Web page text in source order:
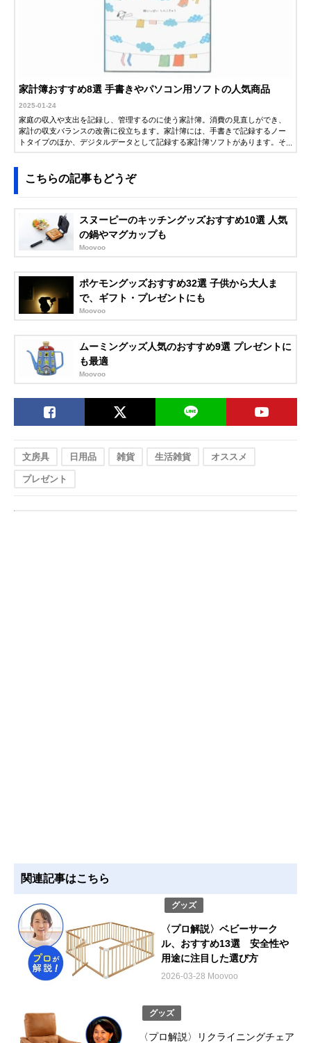
家計簿おすすめ8選 手書きやパソコン用ソフトの人気商品
2025-01-24
家庭の収入や支出を記録し、管理するのに使う家計簿。消費の見直しができ、
家計の収支バランスの改善に役立ちます。家計簿には、手書きで記録するノー
トタイプのほか、デジタルデータとして記録する家計簿ソフトがあります。そ
こちらの記事もどうぞ
スヌーピーのキッチングッズおすすめ10選 人気
の鍋やマグカップも
Moovoo
ポケモングッズおすすめ32選 子供から大人ま
で、ギフト・プレゼントにも
Moovoo
ムーミングッズ人気のおすすめ9選 プレゼントに
も最適
Moovoo
文房具 日用品 雑貨 生活雑貨 オススメ
プレゼント
関連記事はこちら
グッズ
〈プロ解説〉ベビーサーク
ル、おすすめ13選 安全性や
用途に注目した選び方
2026-03-28 Moovoo
グッズ
〈プロ解説〉リクライニングチェア